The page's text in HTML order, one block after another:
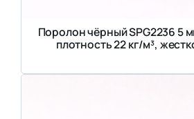
Поролон чёрный SPG2236 5
плотность 22 кг/м³,